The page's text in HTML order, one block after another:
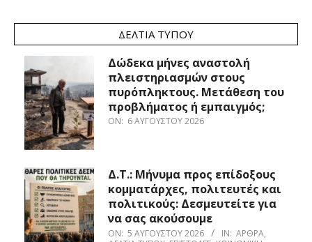
ΔΕΛΤΊΑ ΤΎΠΟΥ
Δώδεκα μήνες αναστολή
πλειστηριασμών στους
πυρόπληκτους. Μετάθεση του
προβλήματος ή εμπαιγμός;
ON: 6 ΑΥΓΟΎΣΤΟΥ 2026
Δ.Τ.: Μήνυμα προς επίδοξους
κομματάρχες, πολιτευτές και
πολιτικούς: Δεσμευτείτε για
να σας ακούσουμε
ON: 5 ΑΥΓΟΎΣΤΟΥ 2026 IN: ΆΡΘΡΑ,